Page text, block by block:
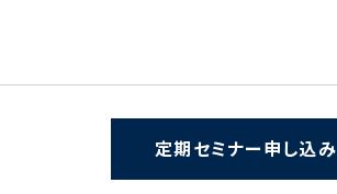
定期セミナー申し込み